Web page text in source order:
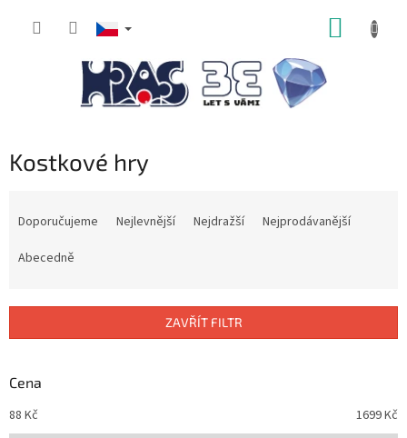
Kostkové hry
r
d
k
Doporučujeme Nejlevnější Nejdražší
Nejprodávanější
Abecedně
ZAVŘÍT FILTR
Cena
88 Kč 1699Kč